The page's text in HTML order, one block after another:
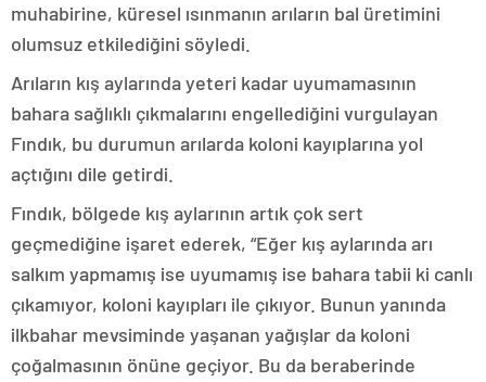
muhabirine, küresel ısınmanın arıların bal üretimini
olumsuz etkilediğini söyledi.
Arıların kış aylarında yeteri kadar uyumamasının
bahara sağlıklı çıkmalarını engellediğini vurgulayan
Fındık, bu durumun arılarda koloni kayıplarına yol
açtığını dile getirdi.
Fındık, bölgede kış aylarının artık çok sert
geçmediğine işaret ederek, “Eğer kış aylarında arı
salkım yapmamış ise uyumamış ise bahara tabii ki canlı
çıkamıyor, koloni kayıpları ile çıkıyor. Bunun yanında
ilkbahar mevsiminde yaşanan yağışlar da koloni
çoğalmasının önüne geçiyor. Bu da beraberinde